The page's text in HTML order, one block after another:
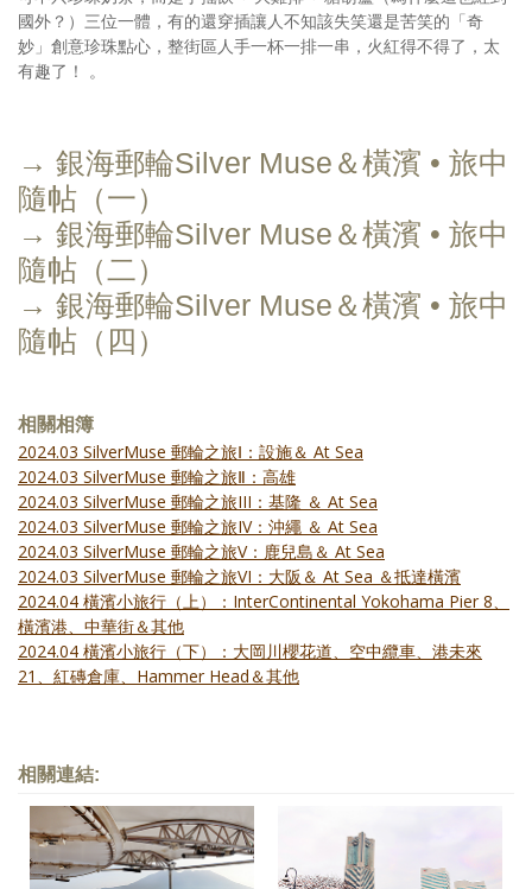
國外？）三位一體，有的還穿插讓人不知該失笑還是苦笑的「奇
妙」創意珍珠點心，整街區人手一杯一排一串，火紅得不得了，太
有趣了！ 。
→ 銀海郵輪Silver Muse＆橫濱 • 旅中
隨帖（一）
→ 銀海郵輪Silver Muse＆橫濱 • 旅中
隨帖（二）
→ 銀海郵輪Silver Muse＆橫濱 • 旅中
隨帖（四）
相關相簿
2024.03 SilverMuse 郵輪之旅Ⅰ：設施＆ At Sea
2024.03 SilverMuse 郵輪之旅Ⅱ：高雄
2024.03 SilverMuse 郵輪之旅III：基隆 ＆ At Sea
2024.03 SilverMuse 郵輪之旅IV：沖繩 ＆ At Sea
2024.03 SilverMuse 郵輪之旅V：鹿兒島＆ At Sea
2024.03 SilverMuse 郵輪之旅VI：大阪＆ At Sea ＆抵達橫濱
2024.04 橫濱小旅行（上）：InterContinental Yokohama Pier 8、
橫濱港、中華街＆其他
2024.04 橫濱小旅行（下）：大岡川櫻花道、空中纜車、港未來
21、紅磚倉庫、Hammer Head＆其他
相關連結: